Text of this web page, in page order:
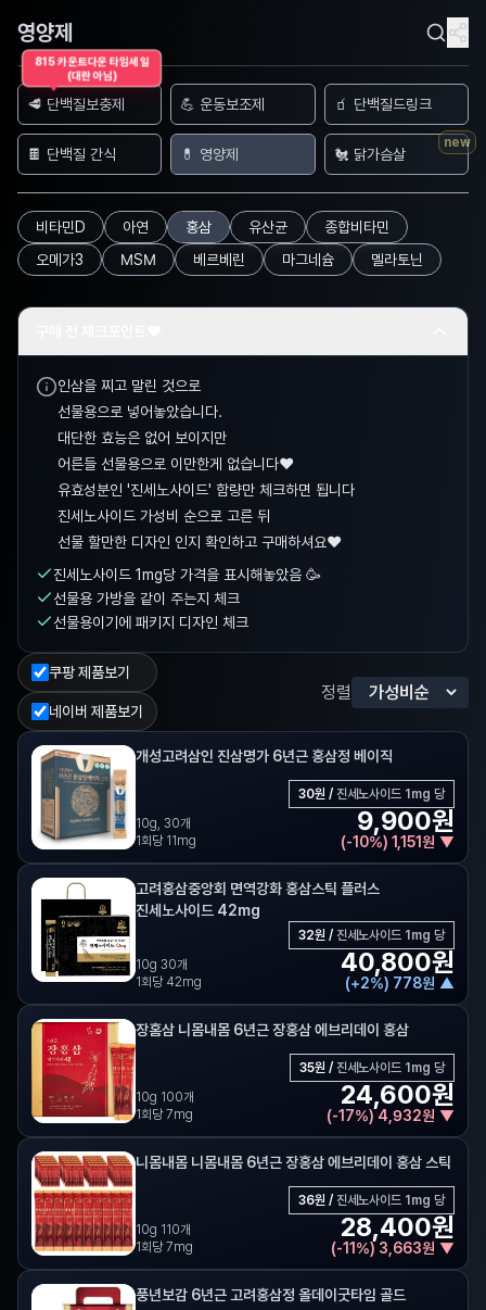
영양제
815 카운트다운 타임세일
(대란 아님)
🥩 단백질보충제 💪 운동보조제 🧃 단백질드링크
🍫 단백질 간식 💊 영양제 🐔 닭가슴살
new
비타민D 아연 홍삼 유산균
종합비타민
오메가3
MSM 베르베린 마그네슘 멜라토닌
인삼을 찌고 말린 것으로
선물용으로 넣어놓았습니다.
대단한 효능은 없어 보이지만
어른들 선물용으로 이만한게 없습니다❤️
유효성분인 '진세노사이드' 함량만 체크하면 됩니다
진세노사이드 가성비 순으로 고른 뒤
선물 할만한 디자인 인지 확인하고 구매하셔요❤️
진세노사이드 1mg당 가격을 표시해놓았음 🥳
선물용 가방을 같이 주는지 체크
선물용이기에 패키지 디자인 체크
쿠팡 제품보기
네이버 제품보기
정렬
개성고려삼인 진삼명가 6년근 홍삼정 베이직
10g, 30개
1회당 11mg
30원 / 진세노사이드 1mg 당
9,900원
(-10%) 1,151원 ▼
고려홍삼중앙회 면역강화 홍삼스틱 플러스
진세노사이드 42mg
10g 30개
1회당 42mg
32원 / 진세노사이드 1mg 당
40,800원
(+2%) 778원 ▲
장홈삼 니몸내몸 6년근 장홍삼 에브리데이 홍삼
10g 100개
1회당 7mg
35원 / 진세노사이드 1mg 당
24,600원
(-17%) 4,932원 ▼
니몸내몸 니몸내몸 6년근 장홍삼 에브리데이 홍삼 스틱
10g 110개
1회당 7mg
36원 / 진세노사이드 1mg 당
28,400원
(-11 %) 3,663원 ▼
풍년보감 6년근 고려홍삼정 올데이굿타임 골드